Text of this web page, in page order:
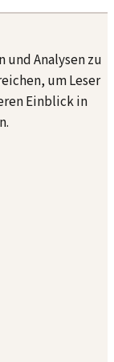
Analysen zu
um Leser
Einblick in